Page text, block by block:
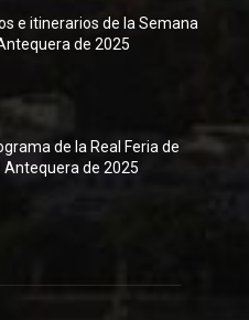
e itinerarios de la Semana
de 2025
de la Real Feria de
Antequera de 2025